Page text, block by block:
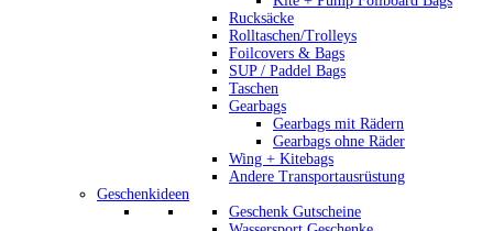
Rucksäcke
Rolltaschen/Trolleys
Foilcovers & Bags
SUP / Paddel Bags
Taschen
Gearbags
Gearbags mit Rädern
Gearbags ohne Räder
Wing + Kitebags
Andere Transportausrüstung
Geschenkideen
Geschenk Gutscheine